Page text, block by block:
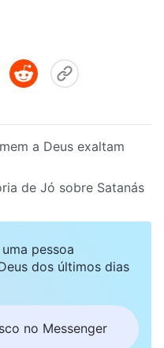
a Deus exaltam
de Jó sobre Satanás
pessoa
dos últimos dias
no Messenger